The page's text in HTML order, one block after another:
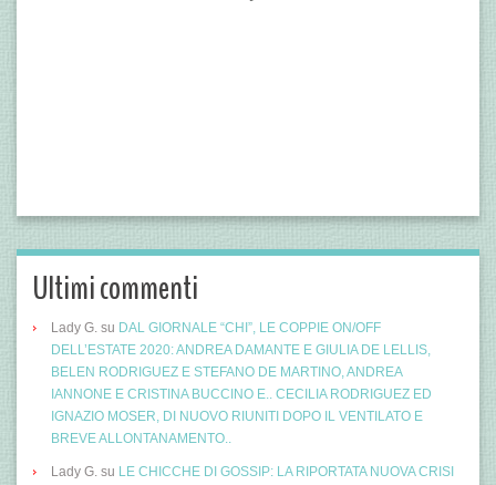
Ultimi commenti
Lady G. su DAL GIORNALE “CHI”, LE COPPIE ON/OFF
DELL’ESTATE 2020: ANDREA DAMANTE E GIULIA DE LELLIS,
BELEN RODRIGUEZ E STEFANO DE MARTINO, ANDREA
IANNONE E CRISTINA BUCCINO E.. CECILIA RODRIGUEZ ED
IGNAZIO MOSER, DI NUOVO RIUNITI DOPO IL VENTILATO E
BREVE ALLONTANAMENTO..
Lady G. su LE CHICCHE DI GOSSIP: LA RIPORTATA NUOVA CRISI